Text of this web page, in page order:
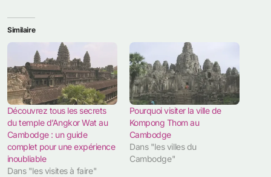
Similaire
Découvrez tous les secrets
du temple d’Angkor Wat au
Cambodge : un guide
complet pour une expérience
inoubliable
Dans "les visites à faire"
Pourquoi visiter la ville de
Kompong Thom au
Cambodge
Dans "les villes du
Cambodge"